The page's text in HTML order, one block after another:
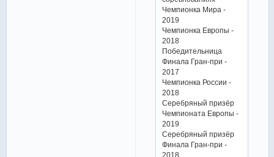
Чемпионка Мира -
2019
Чемпионка Европы -
2018
Победительница
Финала Гран-при -
2017
Чемпионка России -
2018
Серебряный призёр
Чемпионата Европы -
2019
Серебряный призёр
Финала Гран-при -
2018